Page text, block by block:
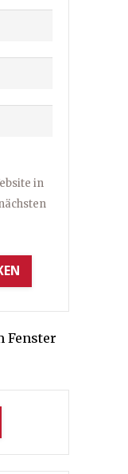
in
Fenster